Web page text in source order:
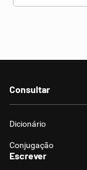
Consultar
Dicionário
Conjugação
Escrever